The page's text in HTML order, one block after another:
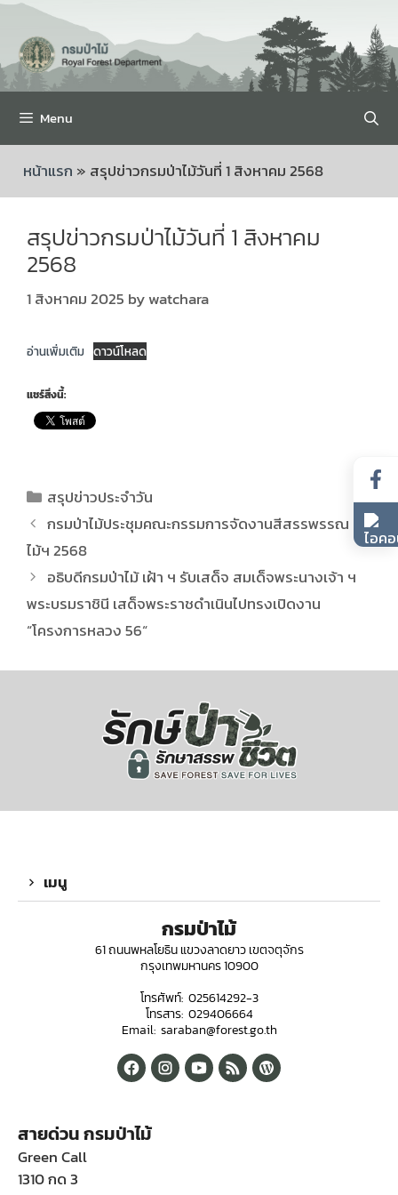
Menu
หน้าแรก » สรุปข่าวกรมป่าไม้วันที่ 1 สิงหาคม 2568
สรุปข่าวกรมป่าไม้วันที่ 1 สิงหาคม
2568
1 สิงหาคม 2025 bywatchara
อ่านเพิ่มเติม ดาวน์โหลด
แชร์สิ่งนี้:
สรุปข่าวประจำวัน
กรมป่าไม้ประชุมคณะกรรมการจัดงานสีสรรพรรณ
ไม้ฯ 2568
อธิบดีกรมป่าไม้ เฝ้า ฯ รับเสด็จ สมเด็จพระนางเจ้า ฯ
พระบรมราชินี เสด็จพระราชดำเนินไปทรงเปิดงาน
“โครงการหลวง 56“
เมนู
กรมป่าไม้
61 ถนนพหลโยธิน แขวงลาดยาว เขตจตุจักร
กรุงเทพมหานคร 10900
โทรศัพท์: 025614292-3
โทรสาร: 029406664
Email: saraban@forest.go.th
สายด่วน กรมป่าไม้
Green Call
1310 กด 3